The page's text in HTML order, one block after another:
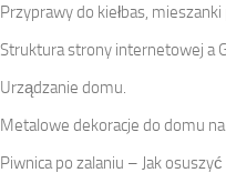
Przyprawy do kiełbas,
Struktura strony internetowej a
Urządzanie domu.
Metalowe dekoracje do domu
Piwnica po zalaniu – Jak